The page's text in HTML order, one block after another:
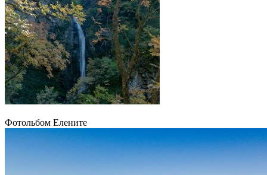
Фотольбом Елените